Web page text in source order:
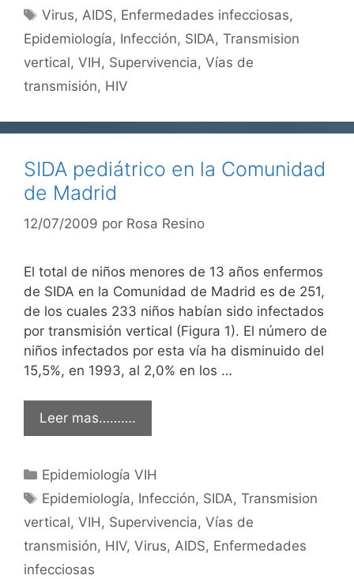
Etiquetas
Virus,AIDS, Enfermedades infecciosas,
Epidemiología, Infección, SIDA, Transmision
vertical, VIH, Supervivencia, Vías de
transmisión, HIV
SIDA pediátrico en la Comunidad
de Madrid
12/07/2009 por Rosa Resino
El total de niños menores de 13 años enfermos
de SIDA en la Comunidad de Madrid es de 251,
de los cuales 233 niños habían sido infectados
por transmisión vertical (Figura 1). El número de
niños infectados por esta vía ha disminuido del
15,5%, en 1993, al 2,0% en los …
Leer mas……….
Categorías
Epidemiología VIH
Etiquetas
Epidemiología, Infección, SIDA,Transmision
vertical, VIH, Supervivencia, Vías de
transmisión, HIV, Virus, AIDS, Enfermedades
infecciosas